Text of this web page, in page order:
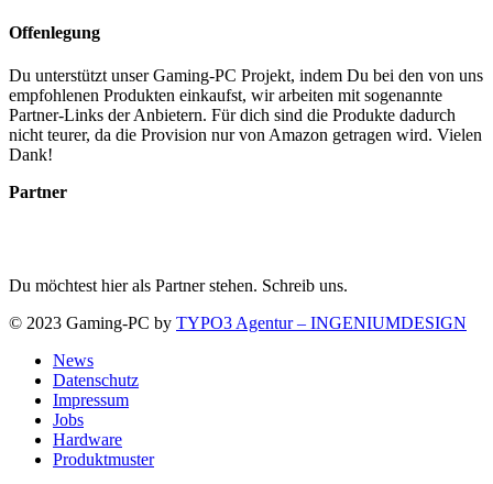
Offenlegung
Du unterstützt unser Gaming-PC Projekt, indem Du bei den von uns
empfohlenen Produkten einkaufst, wir arbeiten mit sogenannte
Partner-Links der Anbietern. Für dich sind die Produkte dadurch
nicht teurer, da die Provision nur von Amazon getragen wird. Vielen
Dank!
Partner
Du möchtest hier als Partner stehen. Schreib uns.
© 2023 Gaming-PC by TYPO3 Agentur – INGENIUMDESIGN
News
Datenschutz
Impressum
Jobs
Hardware
Produktmuster